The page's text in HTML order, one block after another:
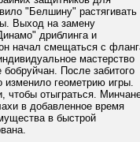
"Белшину" растягивать
Выход на замену
дриблинга и
начал смещаться с
мастерство
После забитого
изменило геометрию игры.
отыграться.
в добавленное время
в быстрой